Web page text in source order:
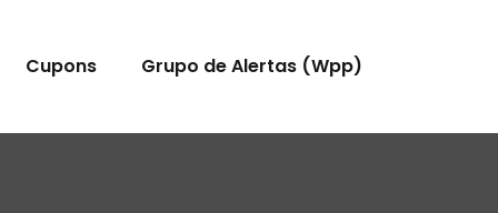
Cupons Grupo de Alertas (Wpp)